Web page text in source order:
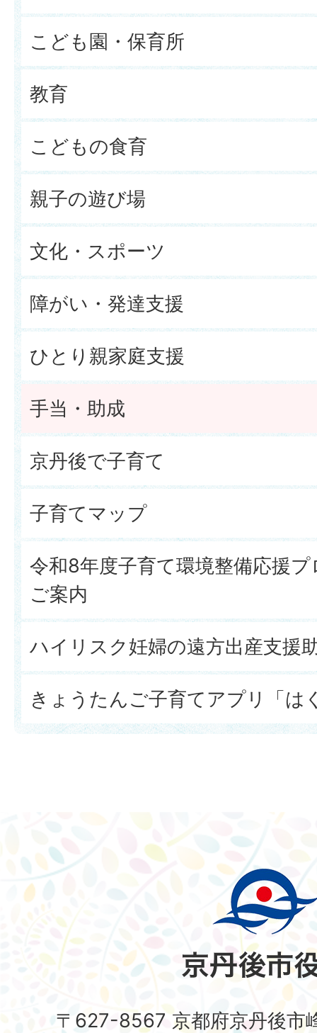
こども園・保育所
教育
こどもの食育
親子の遊び場
文化・スポーツ
障がい・発達支援
ひとり親家庭支援
手当・助成
京丹後で子育て
子育てマップ
令和8年度子育て環境整備応援
ご案内
ハイリスク妊婦の遠方出産支援
きょうたんご子育てアプリ「は
〒627-8567 京都府京丹後市